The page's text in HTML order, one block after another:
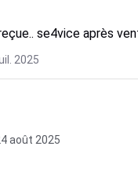
se4vice après
2025
août 2025